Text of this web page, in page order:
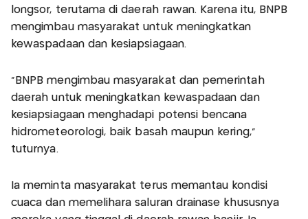
longsor, terutama di daerah rawan. Karena itu, BNPB
mengimbau masyarakat untuk meningkatkan
kewaspadaan dan kesiapsiagaan.
"BNPB mengimbau masyarakat dan pemerintah
daerah untuk meningkatkan kewaspadaan dan
kesiapsiagaan menghadapi potensi bencana
hidrometeorologi, baik basah maupun kering,"
tuturnya.
Ia meminta masyarakat terus memantau kondisi
cuaca dan memelihara saluran drainase khususnya